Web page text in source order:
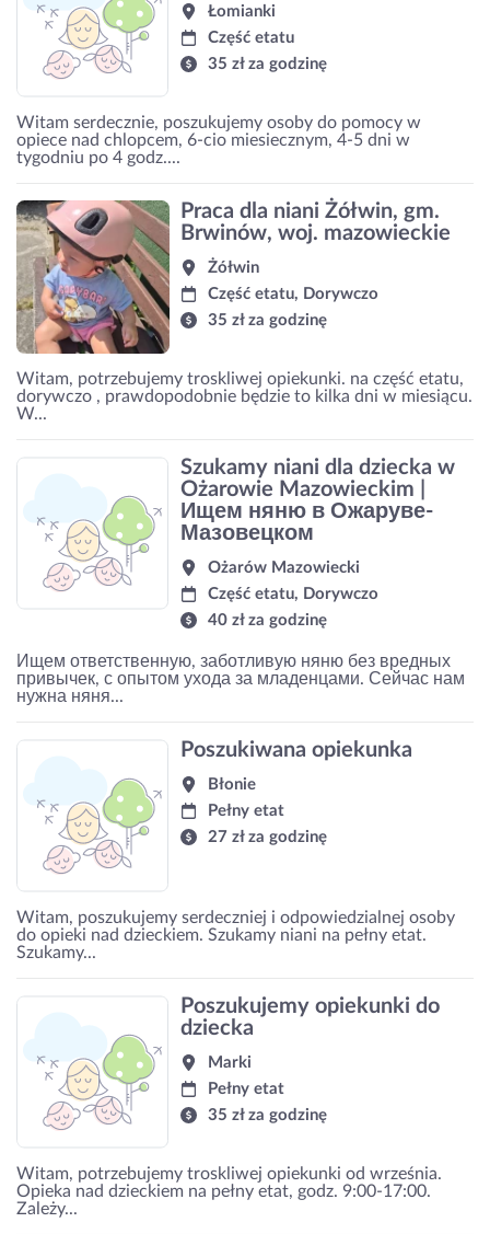
Łomianki
Część etatu
35 zł za godzinę
Witam serdecznie, poszukujemy osoby do pomocy w
opiece nad chlopcem, 6-cio miesiecznym, 4-5 dni w
tygodniu po 4 godz....
Praca dla niani Żółwin, gm.
Brwinów, woj. mazowieckie
Żółwin
Część etatu, Dorywczo
35 zł za godzinę
Witam, potrzebujemy troskliwej opiekunki. na część etatu,
dorywczo , prawdopodobnie będzie to kilka dni w miesiącu.
W...
Szukamy niani dla dziecka w
Ożarowie Mazowieckim |
Ищем няню в Ожаруве-
Мазовецком
Ożarów Mazowiecki
Część etatu, Dorywczo
40 zł za godzinę
Ищем ответственную, заботливую няню без вредных
привычек, с опытом ухода за младенцами. Сейчас нам
нужна няня...
Poszukiwana opiekunka
Błonie
Pełny etat
27 zł za godzinę
Witam, poszukujemy serdeczniej i odpowiedzialnej osoby
do opieki nad dzieckiem. Szukamy niani na pełny etat.
Szukamy...
Poszukujemy opiekunki do
dziecka
Marki
Pełny etat
35 zł za godzinę
Witam, potrzebujemy troskliwej opiekunki od września.
Opieka nad dzieckiem na pełny etat, godz. 9:00-17:00.
Zależy...